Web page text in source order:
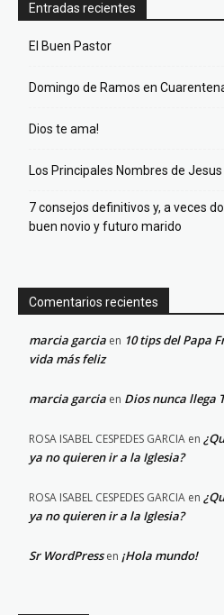
Entradas recientes
El Buen Pastor
Domingo de Ramos en
Dios te ama!
Los Principales Nombres de Jesus
7 consejos definitivos y, a veces
buen novio y futuro marido
Comentarios recientes
marcia garcia en 10 tips del Papa
vida más feliz
marcia garcia en Dios nunca llega
ROSA ISABEL CESPEDES GARCIA en
ya no quieren ir a la Iglesia?
ROSA ISABEL CESPEDES GARCIA en
ya no quieren ir a la Iglesia?
Sr WordPressen ¡Hola mundo!